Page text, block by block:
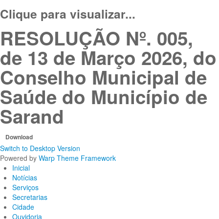
Clique para visualizar...
RESOLUÇÃO Nº. 005,
de 13 de Março 2026, do
Conselho Municipal de
Saúde do Município de
Sarand
Download
Switch to Desktop Version
Powered by Warp Theme Framework
Inicial
Notícias
Serviços
Secretarias
Cidade
Ouvidoria